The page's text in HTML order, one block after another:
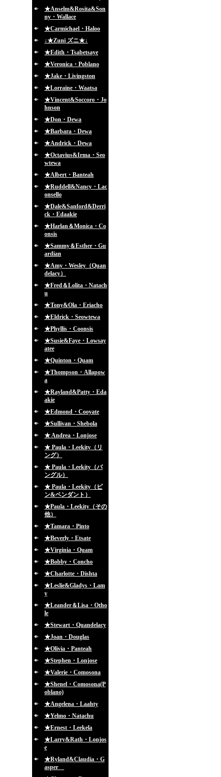
★Anselm&Rosita&Son
ny・Wallace
★Carmichael・Haloo
↓★Zuni ズニ★↓
★Edith・Tsabetsaye
★Veronica・Poblano
★Jake・Livingston
★Lorraine・Waatsa
★Vincent&Soccoro・Jo
hnson
★Don・Dewa
★Barbara・Dewa
★Andrick・Dewa
★Octavius&Irma・Seo
wtewa
★Albert・Banteah
★Ruddell&Nancy・Lac
onsello
★Dale&Sanford&Derri
ck・Edaakie
★Harlan＆Monica・Co
onsis
★Sammy＆Esther・Gu
ardian
★Amy・Wesley（Quan
delacy）
★Fred＆Lolita・Natach
u
★Tony&Ola・Eriacho
★Eldrick・Seowtewa
★Phyllis・Coonsis
★Susie&Faye・Lowsay
atee
★Quinton・Quam
★Thompson・Allapow
a
★Rayland&Patty・Eda
akie
★Edmond・Cooyate
★Sullivan・Shebola
★ Andrea・Lonjose
★ Paula・Leekity（リ
ング）
★ Paula・Leekity（バ
ングル）
★ Paula・Leekity（ピ
ン&ペンダント）
★Paula・Leekity（その
他）
★Tamara・Pinto
★Beverly・Etsate
★Virginia・Quam
★Bobby・Concho
★Charlotte・Dishta
★Leslie&Gladys・Lam
y
★Leander＆Lisa・Otho
le
★Stewart・Quandelacy
★Joan・Douglas
★Olivia・Panteah
★Stephen・Lonjose
★Valerie・Comosona
★Shenel・Comosona(P
oblano)
★Angelena・Laahty
★Yelmo・Natachu
★Ernest・Leekela
★Larry&Rath・Lonjos
e
★Ryland&Claudia・G
asper